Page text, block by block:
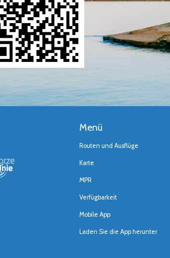
Menü
Routen und Ausflüge
Karte
MPR
Verfügbarkeit
Mobile App
Laden Sie die App herunter